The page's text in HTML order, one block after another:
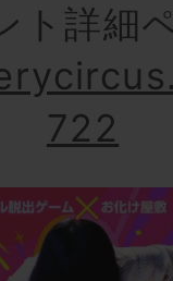
ト詳細
722